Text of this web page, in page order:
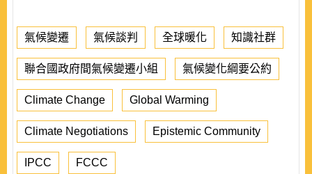
氣候變遷 氣候談判 全球暖化 知識社群
聯合國政府間氣候變遷小組 氣候變化綱要公約
Climate Change Global Warming
Climate Negotiations Epistemic Community
IPCC FCCC